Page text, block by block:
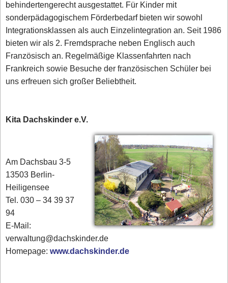
behindertengerecht ausgestattet. Für Kinder mit
sonderpädagogischem Förderbedarf bieten wir sowohl
Integrationsklassen als auch Einzelintegration an. Seit 1986
bieten wir als 2. Fremdsprache neben Englisch auch
Französisch an. Regelmäßige Klassenfahrten nach
Frankreich sowie Besuche der französischen Schüler bei
uns erfreuen sich großer Beliebtheit.
Kita Dachskinder e.V.
Am Dachsbau 3-5
13503 Berlin-
Heiligensee
Tel. 030 – 34 39 37
94
E-Mail:
verwaltung@dachskinder.de
Homepage:www.dachskinder.de